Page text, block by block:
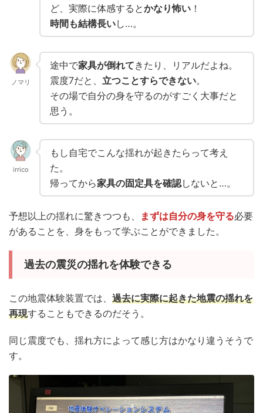
ど、実際に体感するとかなり怖い ！
時間も結構長いし…。
ノマリ
途中で家具が倒れてきたり、リアルだよね。
震度7だと、 立つことすらできない。
その場で自分の身を守るのがすごく大事だと
思う。
irrico
もし自宅でこんな揺れが起きたらって考え
た。
帰ってから家具の固定具を確認しないと…。
予想以上の揺れに驚きつつも、 まずは自分の身を守る必要
があることを、身をもって学ぶことができました。
過去の震災の揺れを体験できる
この地震体験装置では、 過去に実際に起きた地震の揺れを
再現することもできるのだそう。
同じ震度でも、揺れ方によって感じ方はかなり違うそうで
す。